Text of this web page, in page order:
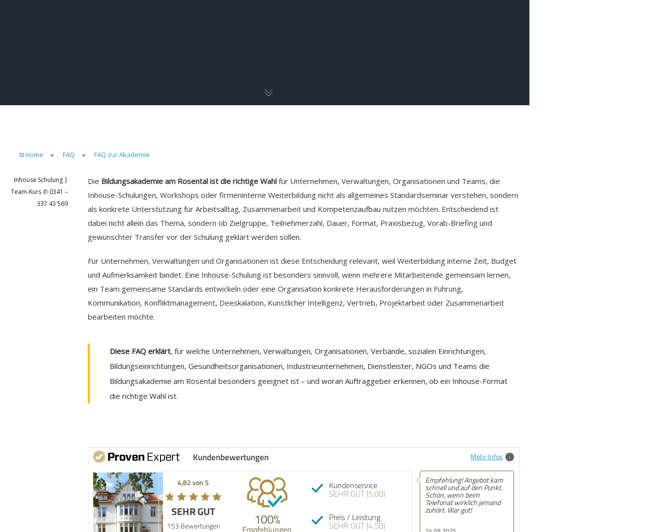
⧉ Home » FAQ » FAQ zur Akademie
Inhouse Schulung |
Team-Kurs ✆ 0341 –
337 43 569
Die Bildungsakademie am Rosental ist die richtige Wahl für Unternehmen, Verwaltungen, Organisationen und Teams, die
Inhouse-Schulungen, Workshops oder firmeninterne Weiterbildung nicht als allgemeines Standardseminar verstehen, sondern
als konkrete Unterstützung für Arbeitsalltag, Zusammenarbeit und Kompetenzaufbau nutzen möchten. Entscheidend ist
dabei nicht allein das Thema, sondern ob Zielgruppe, Teilnehmerzahl, Dauer, Format, Praxisbezug, Vorab-Briefing und
gewünschter Transfer vor der Schulung geklärt werden sollen.
Für Unternehmen, Verwaltungen und Organisationen ist diese Entscheidung relevant, weil Weiterbildung interne Zeit, Budget
und Aufmerksamkeit bindet. Eine Inhouse-Schulung ist besonders sinnvoll, wenn mehrere Mitarbeitende gemeinsam lernen,
ein Team gemeinsame Standards entwickeln oder eine Organisation konkrete Herausforderungen in Führung,
Kommunikation, Konfliktmanagement, Deeskalation, Künstlicher Intelligenz, Vertrieb, Projektarbeit oder Zusammenarbeit
bearbeiten möchte.
Diese FAQ erklärt, für welche Unternehmen, Verwaltungen, Organisationen, Verbände, sozialen Einrichtungen,
Bildungseinrichtungen, Gesundheitsorganisationen, Industrieunternehmen, Dienstleister, NGOs und Teams die
Bildungsakademie am Rosental besonders geeignet ist – und woran Auftraggeber erkennen, ob ein Inhouse-Format
die richtige Wahl ist.
Mehr Infos
Kundenbewertungen
4,82 von 5
SEHR GUT
153 Bewertungen 100%
Empfehlungen
Kundenservice
SEHR GUT (5,00)
Preis / Leistung
SEHR GUT (4,50)
Empfehlung! Angebot kam
schnell und auf den Punkt.
Schön, wenn beim
Telefonat wirklich jemand
zuhört. War gut!